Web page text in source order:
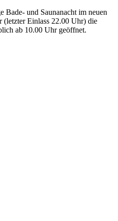
Bade- und Saunanacht im neuen
(letzter Einlass 22.00 Uhr) die
ab 10.00 Uhr geöffnet.